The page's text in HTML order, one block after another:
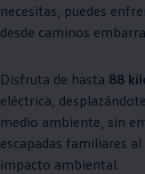
necesitas, puedes
desde caminos
Disfruta de hasta 88
eléctrica,
medio ambiente, sin
escapadas familiares
impacto ambiental.